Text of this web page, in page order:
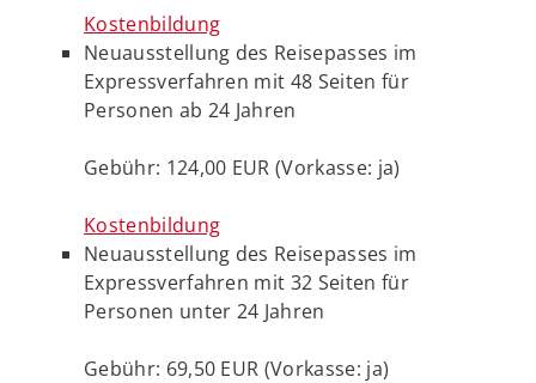
Kostenbildung
Neuausstellung des Reisepasses im
Expressverfahren mit 48 Seiten für
Personen ab 24 Jahren
Gebühr: 124,00 EUR (Vorkasse: ja)
Kostenbildung
Neuausstellung des Reisepasses im
Expressverfahren mit 32 Seiten für
Personen unter 24 Jahren
Gebühr: 69,50 EUR (Vorkasse: ja)